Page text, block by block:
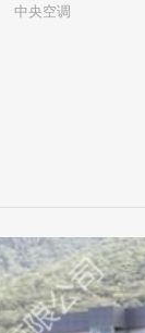
中央空调